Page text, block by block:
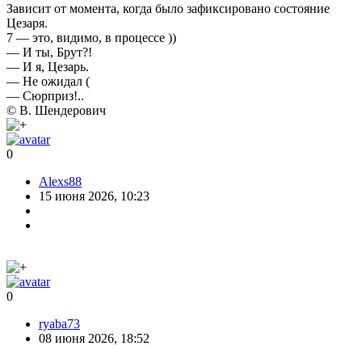
Зависит от момента, когда было зафиксировано состояние
Цезаря.
7 — это, видимо, в процессе ))
— И ты, Брут?!
— И я, Цезарь.
— Не ожидал (
— Сюрприз!..
© В. Шендерович
0
Alexs88
15 июня 2026, 10:23
0
ryaba73
08 июня 2026, 18:52